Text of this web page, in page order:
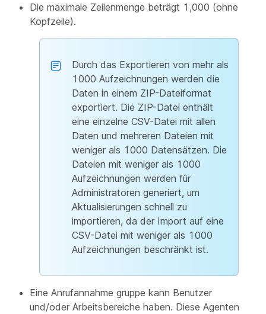
Die maximale Zeilenmenge beträgt 1,000 (ohne
Kopfzeile).
Durch das Exportieren von mehr als
1000 Aufzeichnungen werden die
Daten in einem ZIP-Dateiformat
exportiert. Die ZIP-Datei enthält
eine einzelne CSV-Datei mit allen
Daten und mehreren Dateien mit
weniger als 1000 Datensätzen. Die
Dateien mit weniger als 1000
Aufzeichnungen werden für
Administratoren generiert, um
Aktualisierungen schnell zu
importieren, da der Import auf eine
CSV-Datei mit weniger als 1000
Aufzeichnungen beschränkt ist.
Eine Anrufannahme gruppe kann Benutzer
und/oder Arbeitsbereiche haben. Diese Agenten